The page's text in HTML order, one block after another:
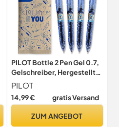
PILOT Bottle 2 Pen Gel 0.7,
Gelschreiber, Hergestellt
aus recyceltem Kunststoff,
(Blau), mittlere Spitze, 1
stück (4er Pack)
PILOT
14,99 € gratis Versand
ZUM ANGEBOT